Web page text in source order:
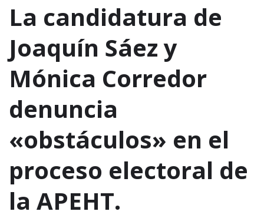
La candidatura de
Joaquín Sáez y
Mónica Corredor
denuncia
«obstáculos» en el
proceso electoral de
la APEHT.